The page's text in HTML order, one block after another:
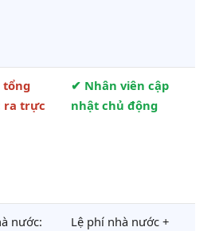
tổng
ra trực
✔ Nhân viên cập
nhật chủ động
nước:
Lệ phí nhà nước +